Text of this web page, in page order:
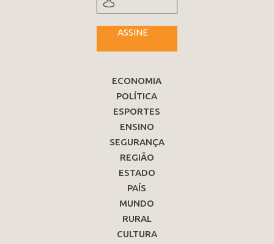
ASSINE
ECONOMIA
POLÍTICA
ESPORTES
ENSINO
SEGURANÇA
REGIÃO
ESTADO
PAÍS
MUNDO
RURAL
CULTURA